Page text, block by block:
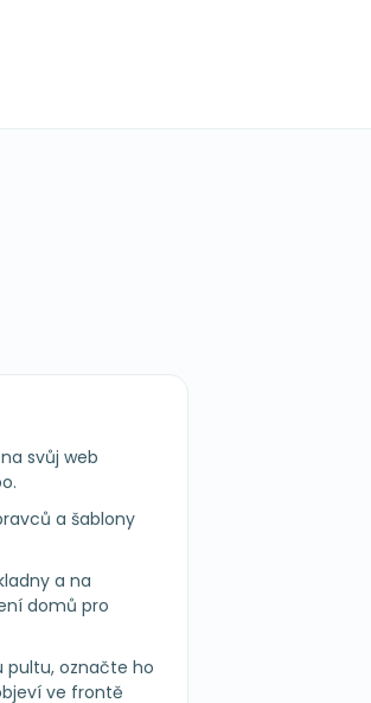
svůj web
a šablony
a na
domů pro
pultu, označte ho
ve frontě